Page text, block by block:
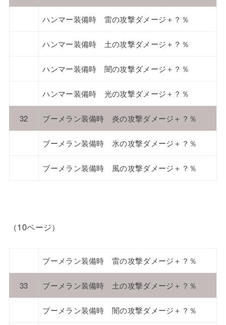
ハンマー装備時 雷の攻撃ダメージ＋？％
ハンマー装備時 土の攻撃ダメージ＋？％
ハンマー装備時 闇の攻撃ダメージ＋？％
ハンマー装備時 光の攻撃ダメージ＋？％
32 ブーメラン装備時 炎の攻撃ダメージ＋？％
ブーメラン装備時 氷の攻撃ダメージ＋？％
ブーメラン装備時 風の攻撃ダメージ＋？％
（10ページ）
ブーメラン装備時 雷の攻撃ダメージ＋？％
33 ブーメラン装備時 土の攻撃ダメージ＋？％
ブーメラン装備時 闇の攻撃ダメージ＋？％